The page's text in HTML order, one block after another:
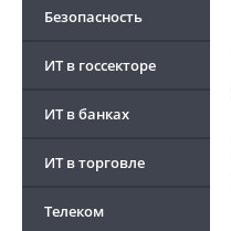
Безопасность
ИТ в госсекторе
ИТ в банках
ИТ в торговле
Телеком